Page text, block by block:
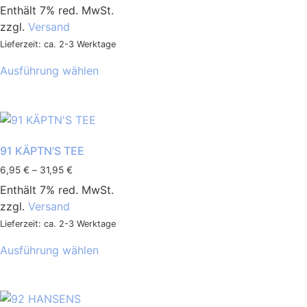
Enthält 7% red. MwSt.
zzgl. Versand
Lieferzeit: ca. 2-3 Werktage
Ausführung wählen
91 KÄPTN’S TEE
6,95 € – 31,95 €
Enthält 7% red. MwSt.
zzgl. Versand
Lieferzeit: ca. 2-3 Werktage
Ausführung wählen